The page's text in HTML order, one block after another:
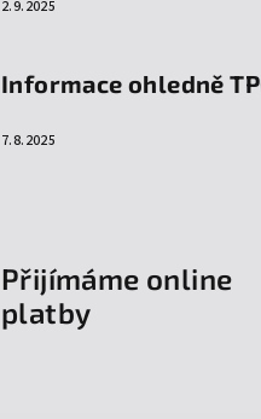
2.9.2025
Informace ohledně
7.8.2025
Přijímáme online
platby